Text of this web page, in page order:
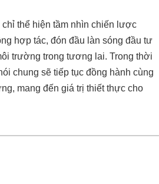
thể hiện tầm nhìn chiến lược
hợp tác, đón đầu làn sóng đầu tư
trường trong tương lai. Trong thời
chung sẽ tiếp tục đồng hành cùng
mang đến giá trị thiết thực cho